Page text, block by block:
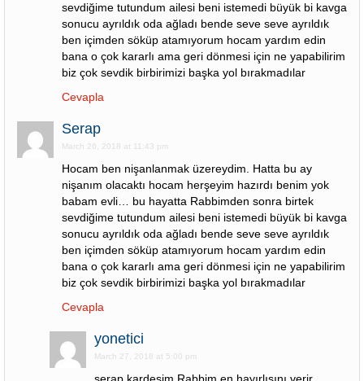
sevdiğime tutundum ailesi beni istemedi büyük bi kavga
sonucu ayrıldık oda ağladı bende seve seve ayrıldık
ben içimden söküp atamıyorum hocam yardım edin
bana o çok kararlı ama geri dönmesi için ne yapabilirim
biz çok sevdik birbirimizi başka yol bırakmadılar
Cevapla
Serap
March 26, 2018 at 11:43 pm
Hocam ben nişanlanmak üzereydim. Hatta bu ay
nişanım olacaktı hocam herşeyim hazırdı benim yok
babam evli… bu hayatta Rabbimden sonra birtek
sevdiğime tutundum ailesi beni istemedi büyük bi kavga
sonucu ayrıldık oda ağladı bende seve seve ayrıldık
ben içimden söküp atamıyorum hocam yardım edin
bana o çok kararlı ama geri dönmesi için ne yapabilirim
biz çok sevdik birbirimizi başka yol bırakmadılar
Cevapla
yonetici
March 27, 2018 at 5:00 pm